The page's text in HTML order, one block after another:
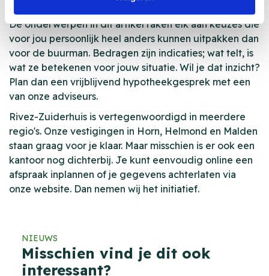
De onderwerpen in dit artikel raken elk aan keuzes die
voor jou persoonlijk heel anders kunnen uitpakken dan
voor de buurman. Bedragen zijn indicaties; wat telt, is
wat ze betekenen voor jouw situatie. Wil je dat inzicht?
Plan dan een vrijblijvend hypotheekgesprek met een
van onze adviseurs.
Rivez-Zuiderhuis is vertegenwoordigd in meerdere
regio's. Onze vestigingen in Horn, Helmond en Malden
staan graag voor je klaar. Maar misschien is er ook een
kantoor nog dichterbij. Je kunt eenvoudig online een
afspraak inplannen of je gegevens achterlaten via
onze website. Dan nemen wij het initiatief.
NIEUWS
Misschien vind je dit ook
interessant?